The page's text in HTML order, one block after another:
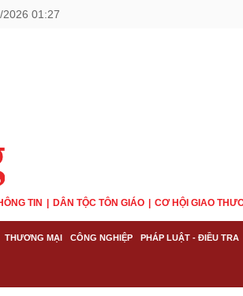
01:27
TIN DÂN TỘC TÔN GIÁO CƠ HỘI GIAO
THƯƠNG MẠI CÔNG NGHIỆP PHÁP LUẬT - ĐIỀU TRA